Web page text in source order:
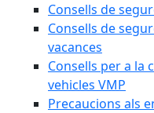
Consells de
Consells de
vacances
Consells per a la
vehicles VMP
Precaucions als